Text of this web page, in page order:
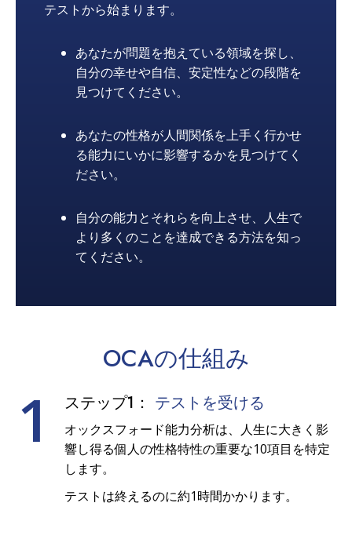
テストから始まります。
あなたが問題を抱えている領域を探し、
自分の幸せや自信、安定性などの段階を
見つけてください。
あなたの性格が人間関係を上手く行かせ
る能力にいかに影響するかを見つけてく
ださい。
自分の能力とそれらを向上させ、人生で
より多くのことを達成できる方法を知っ
てください。
OCAの仕組み
1 ステップ1： テストを受ける
オックスフォード能力分析は、人生に大きく影
響し得る個人の性格特性の重要な10項目を特定
します。
テストは終えるのに約1時間かかります。